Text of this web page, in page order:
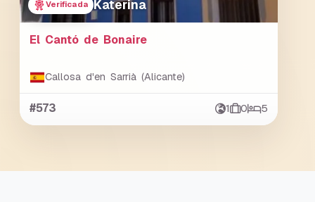
Verificada Katerina
El Cantó de Bonaire
Callosa d'en Sarrià (Alicante)
#573 1 0 5